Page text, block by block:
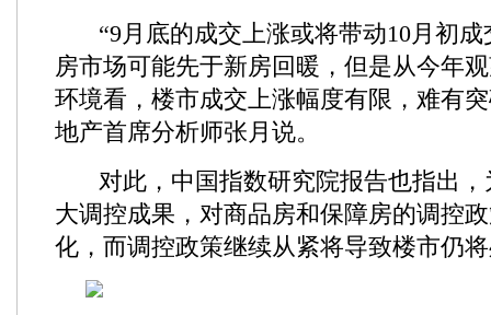
“9月底的成交上涨或将带动10月初
房市场可能先于新房回暖，但是从今年
环境看，楼市成交上涨幅度有限，难有
地产首席分析师张月说。
对此，中国指数研究院报告也指出
大调控成果，对商品房和保障房的调控
化，而调控政策继续从紧将导致楼市仍